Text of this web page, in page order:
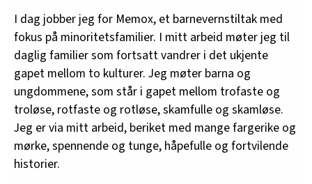
I dag jobber jeg for Memox, et barnevernstiltak med
fokus på minoritetsfamilier. I mitt arbeid møter jeg til
daglig familier som fortsatt vandrer i det ukjente
gapet mellom to kulturer. Jeg møter barna og
ungdommene, som står i gapet mellom trofaste og
troløse, rotfaste og rotløse, skamfulle og skamløse.
Jeg er via mitt arbeid, beriket med mange fargerike og
mørke, spennende og tunge, håpefulle og fortvilende
historier.